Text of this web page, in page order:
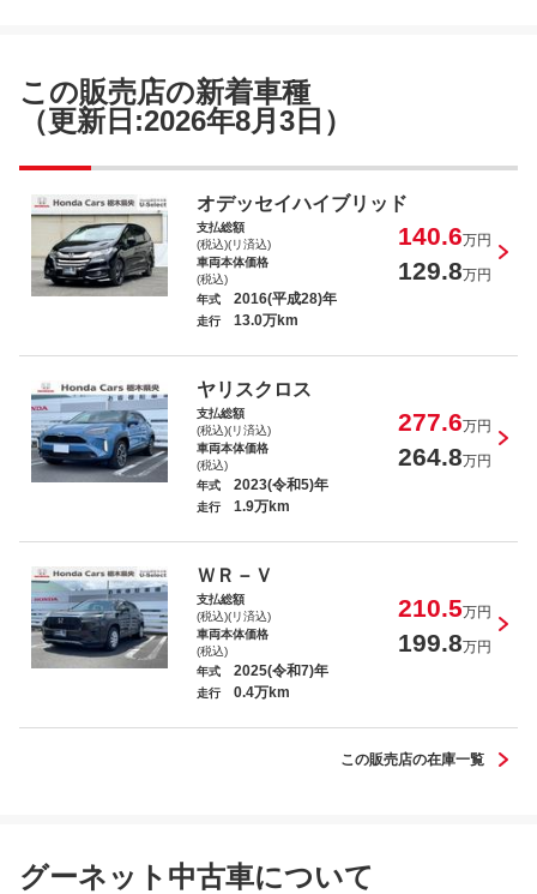
ステップワゴンスパーダ スパーダホンダ
センシング
フィットハイブリッド ハイブリッド・１０
Ｎ－ＷＧＮカスタム Ｌ・ターボホンダセ
ンシング
この販売店の新着車種
（更新日:2026年8月3日）
オデッセイハイブリッド
支払総額
(税込)(リ済込)
140.6万円
車両本体価格
(税込)
129.8万円
年式 2016(平成28)年
走行 13.0万km
ヤリスクロス
支払総額
(税込)(リ済込)
277.6万円
車両本体価格
(税込)
264.8万円
年式 2023(令和5)年
走行 1.9万km
ＷＲ－Ｖ
支払総額
(税込)(リ済込)
210.5万円
車両本体価格
(税込)
199.8万円
年式 2025(令和7)年
走行 0.4万km
この販売店の在庫一覧
グーネット中古車について